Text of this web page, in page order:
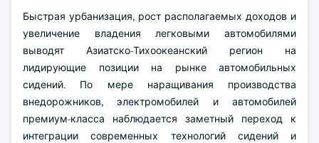
Быстрая урбанизация, рост располагаемых доходов и
увеличение владения легковыми автомобилями
выводят Азиатско-Тихоокеанский регион на
лидирующие позиции на рынке автомобильных
сидений. По мере наращивания производства
внедорожников, электромобилей и автомобилей
премиум-класса наблюдается заметный переход к
интеграции современных технологий сидений и